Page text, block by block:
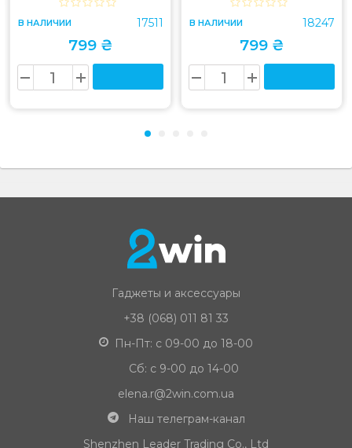
В НАЛИЧИИ 17511
799 ₴
В НАЛИЧИИ 18247
799 ₴
Гаджеты и аксессуары
+38 (068) 011 81 33
Пн-Пт: с 09-00 до 18-00
Сб: с 9-00 до 14-00
elena.r@2win.com.ua
Наш телеграм-канал
Shenzhen Leader Trading Co., Ltd